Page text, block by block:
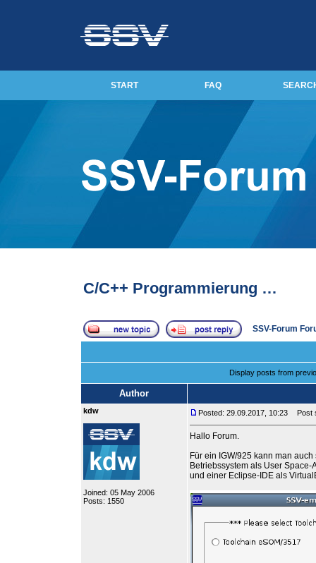
START FAQ
C/C++ Programmierung …
SSV-Forum
Display posts from
Author
kdw
Joined: 05 May 2006
Posts: 1550
Posted: 29.09.2017, 10:23 Post
Hallo Forum.
Für ein IGW/925 kann man
Betriebssystem als User
und einer Eclipse-IDE als